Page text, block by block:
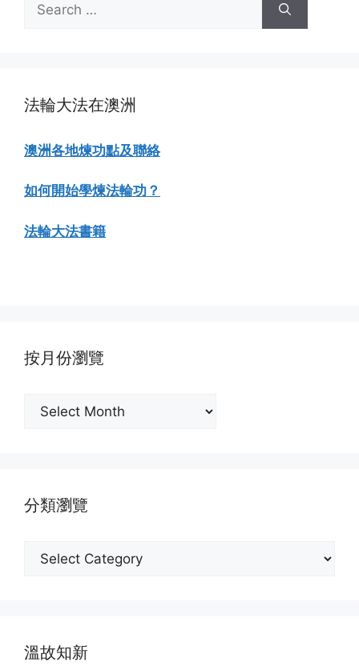
for:
法輪大法在澳洲
澳洲各地煉功點及聯絡
如何開始學煉法輪功？
法輪大法書籍
按月份瀏覽
分類瀏覽
溫故知新